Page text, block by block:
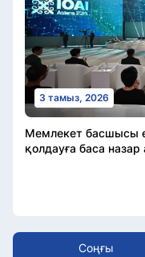
3 тамыз, 2026
Мемлекет басшысы
қолдауға баса
Соңғы